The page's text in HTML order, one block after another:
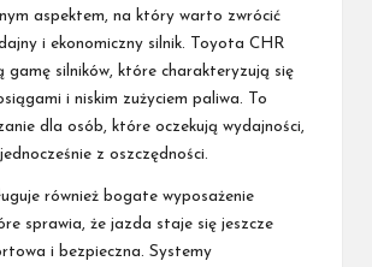
aspektem, na który warto zwrócić
i ekonomiczny silnik. Toyota CHR
gamę silników, które charakteryzują się
i niskim zużyciem paliwa. To
dla osób, które oczekują wydajności,
z oszczędności.
również bogate wyposażenie
sprawia, że jazda staje się jeszcze
i bezpieczna. Systemy